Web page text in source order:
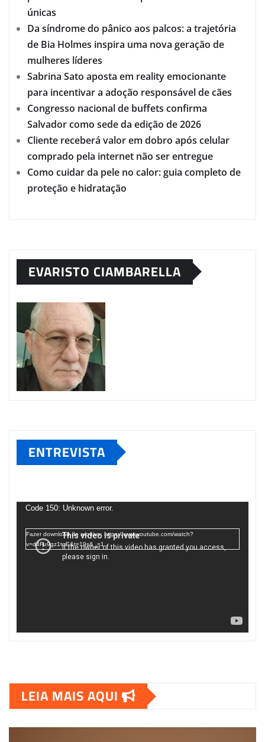
únicas
Da síndrome do pânico aos palcos: a trajetória
de Bia Holmes inspira uma nova geração de
mulheres líderes
Sabrina Sato aposta em reality emocionante
para incentivar a adoção responsável de cães
Congresso nacional de buffets confirma
Salvador como sede da edição de 2026
Cliente receberá valor em dobro após celular
comprado pela internet não ser entregue
Como cuidar da pele no calor: guia completo de
proteção e hidratação
EVARISTO CIAMBARELLA
ENTREVISTA
deCode 150: Unknown error.
Fazer download do arquivo: https://www.youtube.com/watch?
v=d4Fu9gz1tqE&t=19s&_=1
00:00
LEIA MAIS AQUI